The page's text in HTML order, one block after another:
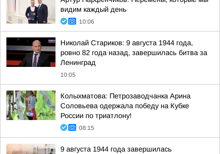
видим каждый день
10:06
Николай Стариков: 9 августа 1944 года,
ровно 82 года назад, завершилась битва за
Ленинград
10:05
Колыхматова: Петрозаводчанка Арина
Соловьева одержала победу на Кубке
России по триатлону!
08:15
9 августа 1944 года завершилась